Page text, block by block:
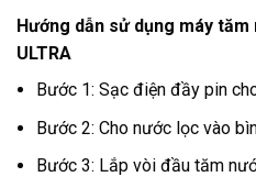
Hướng dẫn sử dụng máy tăm
ULTRA
Bước 1: Sạc điện đầy pin
Bước 2: Cho nước lọc vào
Bước 3: Lắp vòi đầu tăm